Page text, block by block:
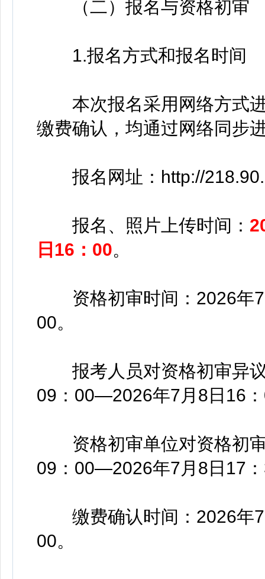
（二）报名与资格初审
1.报名方式和报名时间
本次报名采用网络方式进
缴费确认，均通过网络同步
报名网址：http://
报名、照片上传时间：
日16：00。
资格初审时间：2026年7
00。
报考人员对资格初审异议
09：00—2026年7月8日16
资格初审单位对资格初审
09：00—2026年7月8日17
缴费确认时间：2026年7
00。